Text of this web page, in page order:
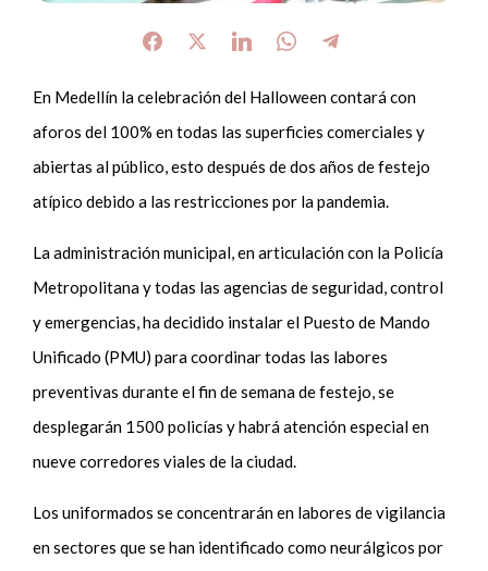
En Medellín la celebración del Halloween contará con
aforos del 100% en todas las superficies comerciales y
abiertas al público, esto después de dos años de festejo
atípico debido a las restricciones por la pandemia.
La administración municipal, en articulación con la Policía
Metropolitana y todas las agencias de seguridad, control
y emergencias, ha decidido instalar el Puesto de Mando
Unificado (PMU) para coordinar todas las labores
preventivas durante el fin de semana de festejo, se
desplegarán 1500 policías y habrá atención especial en
nueve corredores viales de la ciudad.
Los uniformados se concentrarán en labores de vigilancia
en sectores que se han identificado como neurálgicos por